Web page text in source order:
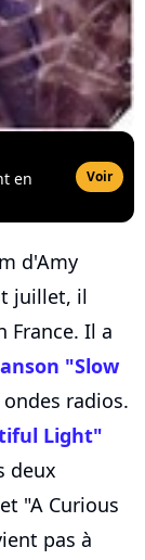
en
Voir
d'Amy
juillet, il
France. Il a
"Slow
radios.
Light"
deux
"A Curious
pas à